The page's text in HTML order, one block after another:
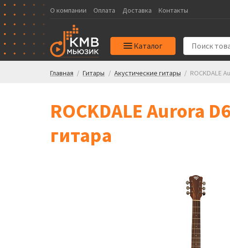
О компании Оплата Доставка Контакты
Каталог
Главная / Гитары / Акустические гитары / ROCKDALE
ROCKDALE Aurora
гитара